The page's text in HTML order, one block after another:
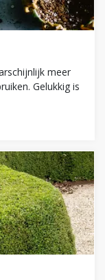
meer
Gelukkig is